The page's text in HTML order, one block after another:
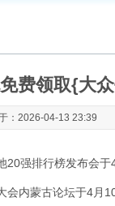
费领取{大
：2026-04-13 23:39
强排行榜发布会于
内蒙古论坛于4月